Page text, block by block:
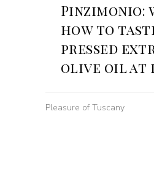
Pinzimonio:
how to
pressed
olive oil at
Pleasure of Tuscany